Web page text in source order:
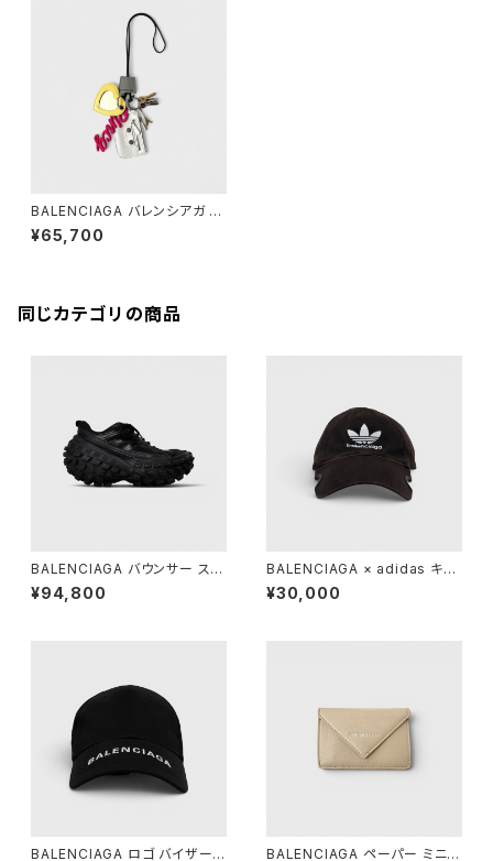
BALENCIAGA バレンシアガ ル
カゴール チャーム ガーリー
¥65,700
同じカテゴリの商品
BALENCIAGA バウンサー スニ
ーカー ブラック 38
¥94,800
BALENCIAGA × adidas キャ
ップ ブラック L 59cm
¥30,000
BALENCIAGA ロゴ バイザー
BALENCIAGA ペーパー ミニ